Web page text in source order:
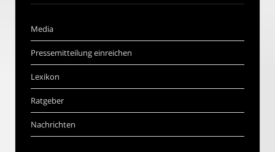
Media
Pressemitteilung einreichen
Lexikon
Ratgeber
Nachrichten